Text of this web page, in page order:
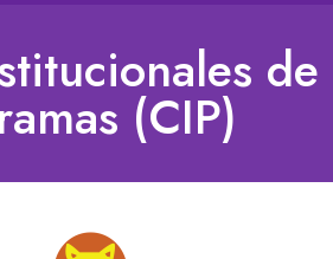
de
(CIP)